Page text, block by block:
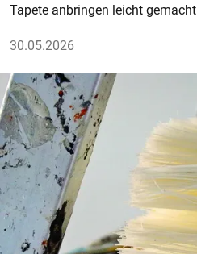
Tapete anbringen leicht gemacht
30.05.2026